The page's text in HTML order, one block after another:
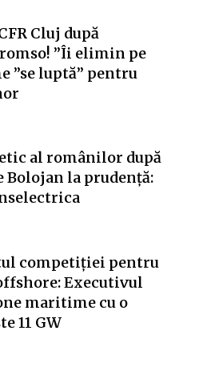
Cluj după
”Îi elimin pe
”se luptă” pentru
al românilor după
la prudență:
competiției pentru
Executivul
maritime cu o
11 GW